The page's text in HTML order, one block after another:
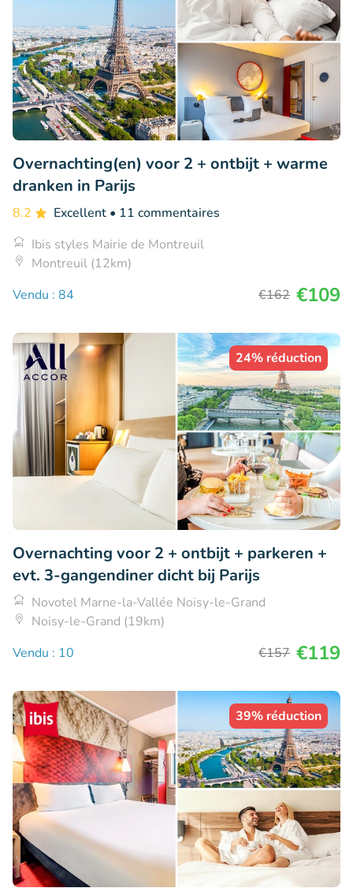
Overnachting(en) voor 2 + ontbijt + warme
dranken in Parijs
8.2 Excellent • 11 commentaires
Ibis styles Mairie de Montreuil
Montreuil (12km)
Vendu : 84
€162 €109
24% réduction
Overnachting voor 2 + ontbijt + parkeren +
evt. 3-gangendiner dicht bij Parijs
Novotel Marne-la-Vallée Noisy-le-Grand
Noisy-le-Grand (19km)
Vendu : 10
€157 €119
39% réduction